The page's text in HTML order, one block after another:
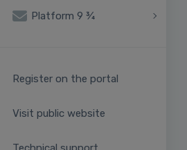
Platform 9 ¾
Register on the portal
Visit public website